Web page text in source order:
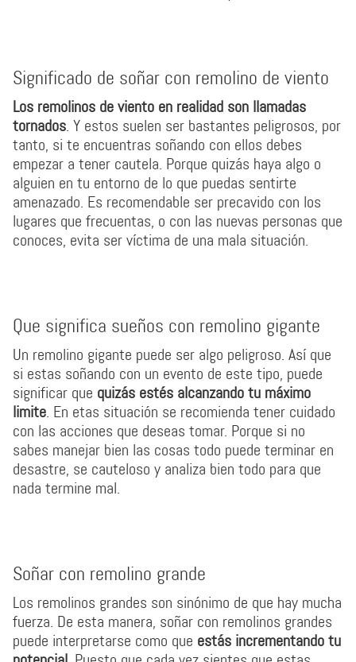
Significado de soñar con remolino de viento
Los remolinos de viento en realidad son llamadas
tornados. Y estos suelen ser bastantes peligrosos, por
tanto, si te encuentras soñando con ellos debes
empezar a tener cautela. Porque quizás haya algo o
alguien en tu entorno de lo que puedas sentirte
amenazado. Es recomendable ser precavido con los
lugares que frecuentas, o con las nuevas personas que
conoces, evita ser víctima de una mala situación.
Que significa sueños con remolino gigante
Un remolino gigante puede ser algo peligroso. Así que
si estas soñando con un evento de este tipo, puede
significar que quizás estés alcanzando tu máximo
limite. En etas situación se recomienda tener cuidado
con las acciones que deseas tomar. Porque si no
sabes manejar bien las cosas todo puede terminar en
desastre, se cauteloso y analiza bien todo para que
nada termine mal.
Soñar con remolino grande
Los remolinos grandes son sinónimo de que hay mucha
fuerza. De esta manera, soñar con remolinos grandes
puede interpretarse como que estás incrementando tu